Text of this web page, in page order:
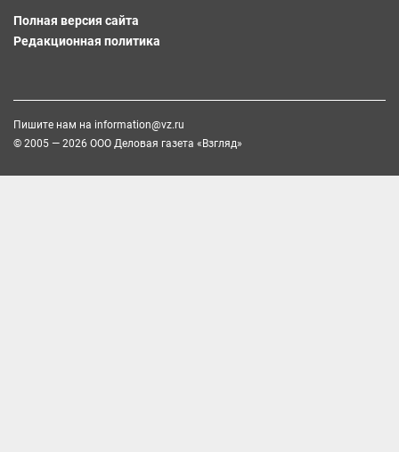
Полная версия сайта
Редакционная политика
Пишите нам на information@vz.ru
© 2005 — 2026 ООО Деловая газета «Взгляд»